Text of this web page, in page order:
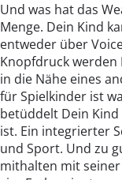
Und was hat das
Menge. Dein Kind
entweder über
Knopfdruck werden
in die Nähe eines
für Spielkinder ist
betüddelt Dein Kind
ist. Ein integrierter
und Sport. Und zu
mithalten mit